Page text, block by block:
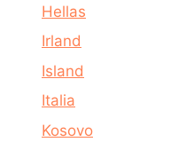
Hellas
Irland
Island
Italia
Kosovo